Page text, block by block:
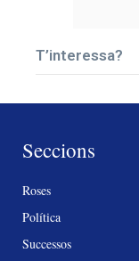
T’interessa?
Seccions
Roses
Política
Successos